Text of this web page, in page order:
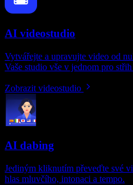
AI videostudio
Vytvářejte a upravujte video od
Vaše studio vše v jednom pro
Zobrazit videostudio
AI dabing
Jediným kliknutím převeďte své
hlas mluvčího, intonaci a tempo.